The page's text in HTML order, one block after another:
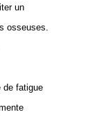
un
osseuses.
de fatigue